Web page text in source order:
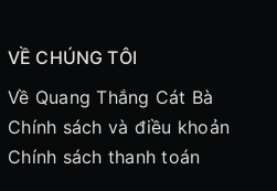
VỀ CHÚNG TÔI
Về Quang Thắng Cát Bà
Chính sách và điều khoản
Chính sách thanh toán